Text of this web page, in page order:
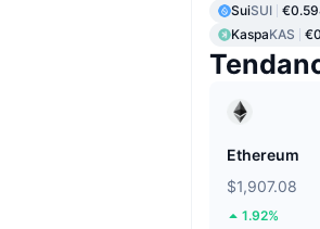
SuiSUI
KaspaKAS
Ethereum
$1,907.08
1.92%